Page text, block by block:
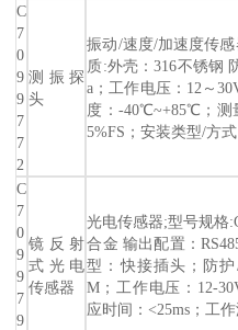
C
7
0
9
9
7
7
2
测振探
头
振动/速度/加速度传感
质:外壳：316不锈钢
a；工作电压：12～
度：-40℃~+85℃；测
5%FS；安装类型/方
C
7
0
9
9
7
9
镜反射
式光电
传感器
光电传感器;型号规格
合金 输出配置：
型：快接插头；防
M；工作电压：12-
应时间：<25ms；工